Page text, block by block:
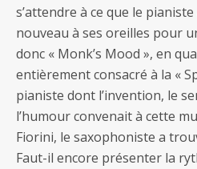
s’attendre à ce que le
nouveau à ses oreilles pour
donc « Monk’s Mood », en
entièrement consacré à la «
pianiste dont l’invention, le
l’humour convenait à cette
Fiorini, le saxophoniste a
Faut-il encore présenter la